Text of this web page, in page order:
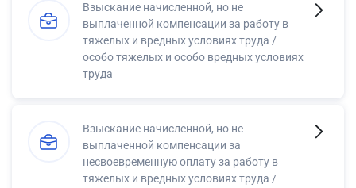
Взыскание начисленной, но не
выплаченной компенсации за работу в
тяжелых и вредных условиях труда /
особо тяжелых и особо вредных условиях
труда
Взыскание начисленной, но не
выплаченной компенсации за
несвоевременную оплату за работу в
тяжелых и вредных условиях труда /